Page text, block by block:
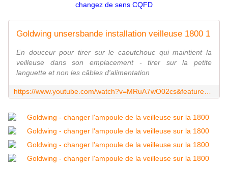
changez de sens CQFD
Goldwing unsersbande installation veilleuse 1800 1
En douceur pour tirer sur le caoutchouc qui maintient la
veilleuse dans son emplacement - tirer sur la petite
languette et non les câbles d'alimentation